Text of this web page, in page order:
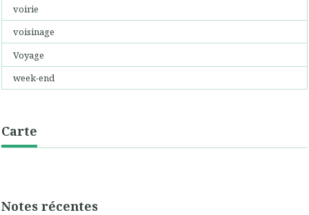
voirie
voisinage
Voyage
week-end
Carte
Notes récentes